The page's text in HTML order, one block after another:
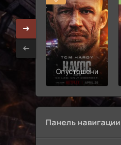
Опустошение
Панель навигации